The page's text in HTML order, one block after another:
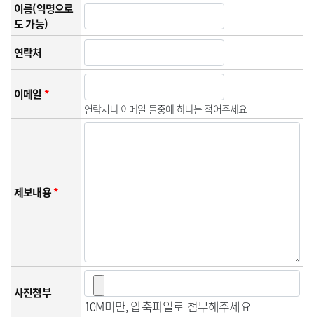
이름(익명으로
도 가능)
연락처
이메일*
연락처나 이메일 둘중에 하나는 적어주세요
제보내용*
사진첨부
10M미만, 압축파일로 첨부해주세요